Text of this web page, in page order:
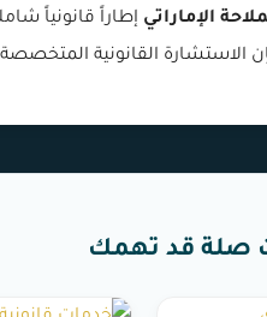
الإماراتي إطاراً قانونياً
الاستشارة القانونية
صلة قد تهمك